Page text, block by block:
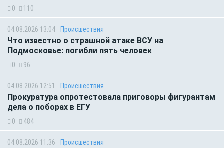
0 110
04.08.2026 13:04 Происшествия
Что известно о страшной атаке ВСУ на
Подмосковье: погибли пять человек
0 96
04.08.2026 12:51 Происшествия
Прокуратура опротестовала приговоры фигурантам
дела о поборах в ЕГУ
0 484
04.08.2026 11:36 Происшествия